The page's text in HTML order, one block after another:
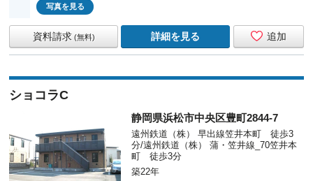
写真を見る
追加
資料請求 (無料) 詳細を見る
ショコラC
静岡県浜松市中央区豊町2844-7
遠州鉄道（株） 早出線笠井本町 徒歩3
分/遠州鉄道（株） 蒲・笠井線_70笠井本
町 徒歩3分
築22年